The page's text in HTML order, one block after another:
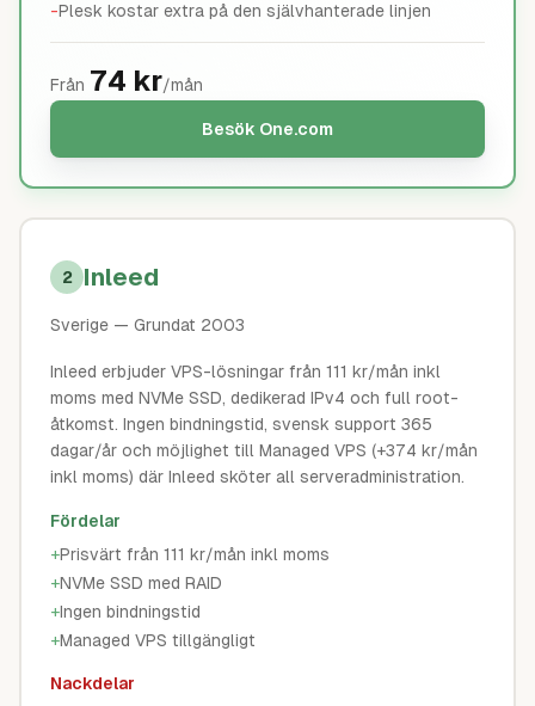
-Plesk kostar extra på den självhanterade linjen
Från 74 kr/mån
Besök One.com
2 Inleed
Sverige — Grundat 2003
Inleed erbjuder VPS-lösningar från 111 kr/mån inkl
moms med NVMe SSD, dedikerad IPv4 och full root-
åtkomst. Ingen bindningstid, svensk support 365
dagar/år och möjlighet till Managed VPS (+374 kr/mån
inkl moms) där Inleed sköter all serveradministration.
Fördelar
+Prisvärt från 111 kr/mån inkl moms
+NVMe SSD med RAID
+Ingen bindningstid
+Managed VPS tillgängligt
Nackdelar